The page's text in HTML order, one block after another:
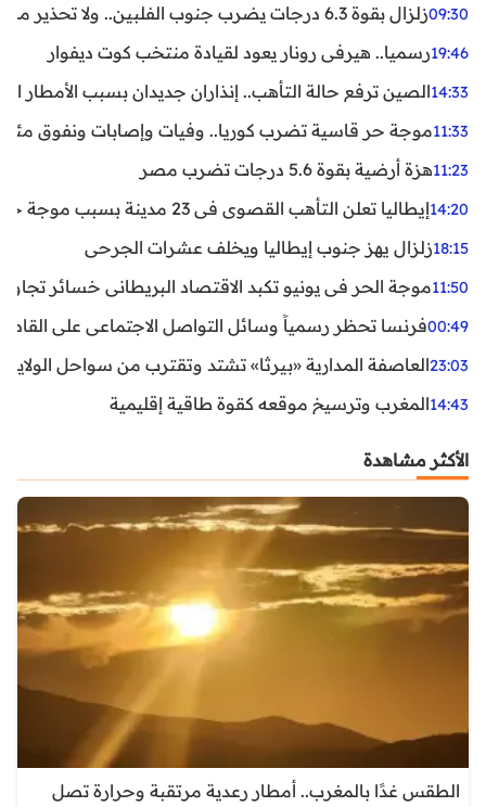
09:30زلزال بقوة 6.3 درجات يضرب جنوب الفلبين.. ولا تحذير من تسونامي حتى الآن
19:46رسميا.. هيرفي رونار يعود لقيادة منتخب كوت ديفوار
14:33الصين ترفع حالة التأهب.. إنذاران جديدان بسبب الأمطار
11:33موجة حر قاسية تضرب كوريا.. وفيات وإصابات ونفوق مئات
11:23هزة أرضية بقوة 5.6 درجات تضرب مصر
14:20إيطاليا تعلن التأهب القصوى في 23 مدينة بسبب موجة حر شديدة
18:15زلزال يهز جنوب إيطاليا ويخلف عشرات الجرحى
11:50موجة الحر في يونيو تكبد الاقتصاد البريطاني خسائر تجاوزت 1.5 مليار
00:49فرنسا تحظر رسمياً وسائل التواصل الاجتماعي على القاصرين
23:03العاصفة المدارية «بيرثا» تشتد وتقترب من سواحل
14:43المغرب وترسيخ موقعه كقوة طاقية إقليمية
الأكثر مشاهدة
الطقس غدًا بالمغرب.. أمطار رعدية مرتقبة وحرارة تصل